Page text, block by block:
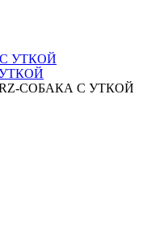
СОБАКА С УТКОЙ